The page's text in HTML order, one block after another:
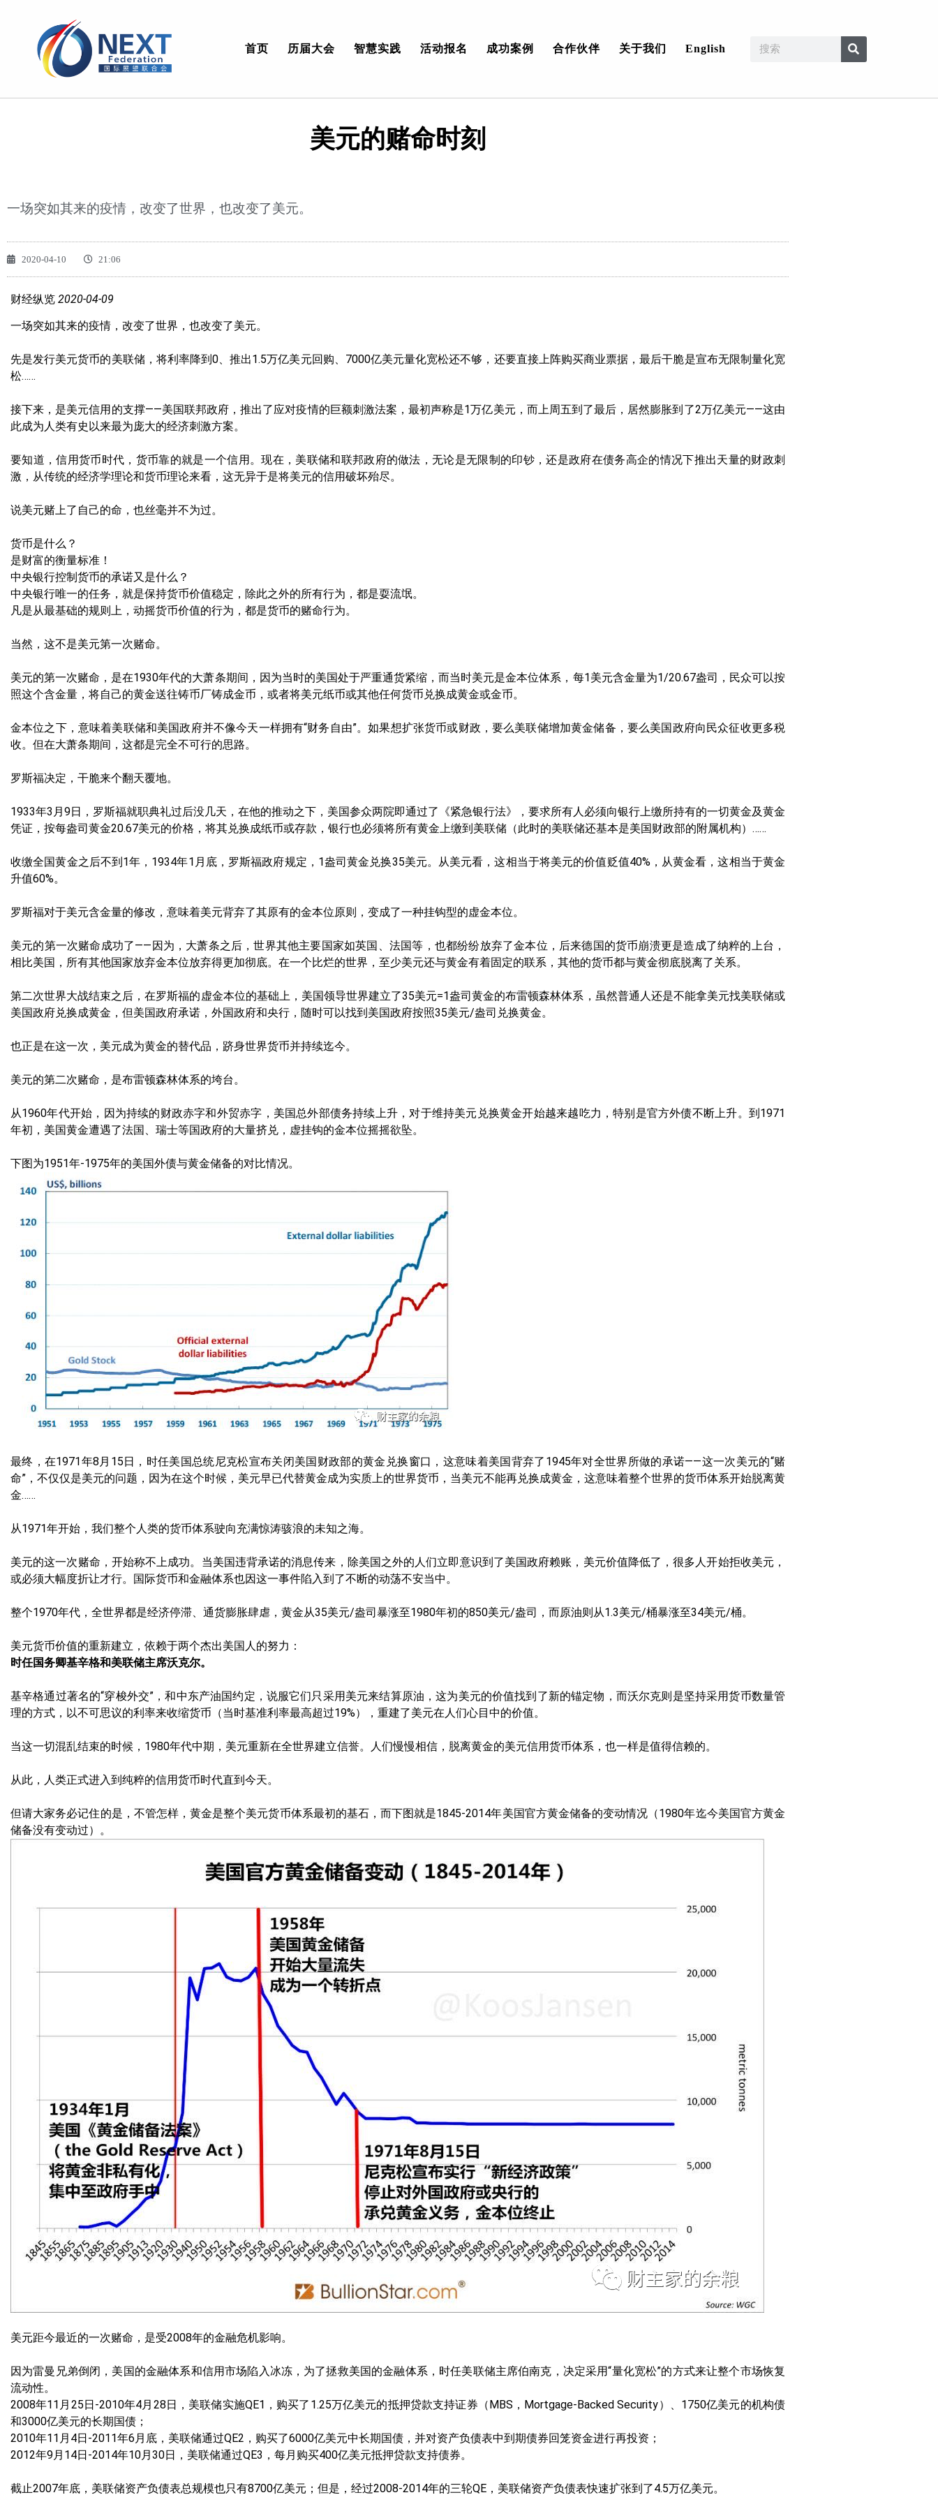
首页 历届大会 智慧实践 活动报名 成功案例 合作伙伴 关于我们 English
美元的赌命时刻
一场突如其来的疫情，改变了世界，也改变了美元。
2020-04-10 21:06
财经纵览 2020-04-09
一场突如其来的疫情，改变了世界，也改变了美元。
先是发行美元货币的美联储，将利率降到0、推出1.5万亿美元回购、7000亿美元量化宽松还不够，还要直接上阵购买商业票据，最后干脆是宣布无限制量化宽
松……
接下来，是美元信用的支撑——美国联邦政府，推出了应对疫情的巨额刺激法案，最初声称是1万亿美元，而上周五到了最后，居然膨胀到了2万亿美元——这由
此成为人类有史以来最为庞大的经济刺激方案。
要知道，信用货币时代，货币靠的就是一个信用。现在，美联储和联邦政府的做法，无论是无限制的印钞，还是政府在债务高企的情况下推出天量的财政刺
激，从传统的经济学理论和货币理论来看，这无异于是将美元的信用破坏殆尽。
说美元赌上了自己的命，也丝毫并不为过。
货币是什么？
是财富的衡量标准！
中央银行控制货币的承诺又是什么？
中央银行唯一的任务，就是保持货币价值稳定，除此之外的所有行为，都是耍流氓。
凡是从最基础的规则上，动摇货币价值的行为，都是货币的赌命行为。
当然，这不是美元第一次赌命。
美元的第一次赌命，是在1930年代的大萧条期间，因为当时的美国处于严重通货紧缩，而当时美元是金本位体系，每1美元含金量为1/20.67盎司，民众可以按
照这个含金量，将自己的黄金送往铸币厂铸成金币，或者将美元纸币或其他任何货币兑换成黄金或金币。
金本位之下，意味着美联储和美国政府并不像今天一样拥有“财务自由”。如果想扩张货币或财政，要么美联储增加黄金储备，要么美国政府向民众征收更多税
收。但在大萧条期间，这都是完全不可行的思路。
罗斯福决定，干脆来个翻天覆地。
1933年3月9日，罗斯福就职典礼过后没几天，在他的推动之下，美国参众两院即通过了《紧急银行法》，要求所有人必须向银行上缴所持有的一切黄金及黄金
凭证，按每盎司黄金20.67美元的价格，将其兑换成纸币或存款，银行也必须将所有黄金上缴到美联储（此时的美联储还基本是美国财政部的附属机构）……
收缴全国黄金之后不到1年，1934年1月底，罗斯福政府规定，1盎司黄金兑换35美元。从美元看，这相当于将美元的价值贬值40%，从黄金看，这相当于黄金
升值60%。
罗斯福对于美元含金量的修改，意味着美元背弃了其原有的金本位原则，变成了一种挂钩型的虚金本位。
美元的第一次赌命成功了——因为，大萧条之后，世界其他主要国家如英国、法国等，也都纷纷放弃了金本位，后来德国的货币崩溃更是造成了纳粹的上台，
相比美国，所有其他国家放弃金本位放弃得更加彻底。在一个比烂的世界，至少美元还与黄金有着固定的联系，其他的货币都与黄金彻底脱离了关系。
第二次世界大战结束之后，在罗斯福的虚金本位的基础上，美国领导世界建立了35美元=1盎司黄金的布雷顿森林体系，虽然普通人还是不能拿美元找美联储或
美国政府兑换成黄金，但美国政府承诺，外国政府和央行，随时可以找到美国政府按照35美元/盎司兑换黄金。
也正是在这一次，美元成为黄金的替代品，跻身世界货币并持续迄今。
美元的第二次赌命，是布雷顿森林体系的垮台。
从1960年代开始，因为持续的财政赤字和外贸赤字，美国总外部债务持续上升，对于维持美元兑换黄金开始越来越吃力，特别是官方外债不断上升。到1971
年初，美国黄金遭遇了法国、瑞士等国政府的大量挤兑，虚挂钩的金本位摇摇欲坠。
下图为1951年-1975年的美国外债与黄金储备的对比情况。
最终，在1971年8月15日，时任美国总统尼克松宣布关闭美国财政部的黄金兑换窗口，这意味着美国背弃了1945年对全世界所做的承诺——这一次美元的“赌
命”，不仅仅是美元的问题，因为在这个时候，美元早已代替黄金成为实质上的世界货币，当美元不能再兑换成黄金，这意味着整个世界的货币体系开始脱离黄
金……
从1971年开始，我们整个人类的货币体系驶向充满惊涛骇浪的未知之海。
美元的这一次赌命，开始称不上成功。当美国违背承诺的消息传来，除美国之外的人们立即意识到了美国政府赖账，美元价值降低了，很多人开始拒收美元，
或必须大幅度折让才行。国际货币和金融体系也因这一事件陷入到了不断的动荡不安当中。
整个1970年代，全世界都是经济停滞、通货膨胀肆虐，黄金从35美元/盎司暴涨至1980年初的850美元/盎司，而原油则从1.3美元/桶暴涨至34美元/桶。
美元货币价值的重新建立，依赖于两个杰出美国人的努力：
时任国务卿基辛格和美联储主席沃克尔。
基辛格通过著名的“穿梭外交”，和中东产油国约定，说服它们只采用美元来结算原油，这为美元的价值找到了新的锚定物，而沃尔克则是坚持采用货币数量管
理的方式，以不可思议的利率来收缩货币（当时基准利率最高超过19%），重建了美元在人们心目中的价值。
当这一切混乱结束的时候，1980年代中期，美元重新在全世界建立信誉。人们慢慢相信，脱离黄金的美元信用货币体系，也一样是值得信赖的。
从此，人类正式进入到纯粹的信用货币时代直到今天。
但请大家务必记住的是，不管怎样，黄金是整个美元货币体系最初的基石，而下图就是1845-2014年美国官方黄金储备的变动情况（1980年迄今美国官方黄金
储备没有变动过）。
美元距今最近的一次赌命，是受2008年的金融危机影响。
因为雷曼兄弟倒闭，美国的金融体系和信用市场陷入冰冻，为了拯救美国的金融体系，时任美联储主席伯南克，决定采用“量化宽松”的方式来让整个市场恢复
流动性。
2008年11月25日-2010年4月28日，美联储实施QE1，购买了1.25万亿美元的抵押贷款支持证券（MBS，Mortgage-Backed Security）、1750亿美元的机构债
和3000亿美元的长期国债；
2010年11月4日-2011年6月底，美联储通过QE2，购买了6000亿美元中长期国债，并对资产负债表中到期债券回笼资金进行再投资；
2012年9月14日-2014年10月30日，美联储通过QE3，每月购买400亿美元抵押贷款支持债券。
截止2007年底，美联储资产负债表总规模也只有8700亿美元；但是，经过2008-2014年的三轮QE，美联储资产负债表快速扩张到了4.5万亿美元。